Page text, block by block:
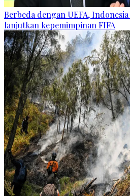
Berbeda dengan UEFA,
lanjutkan kepemimpinan FIFA